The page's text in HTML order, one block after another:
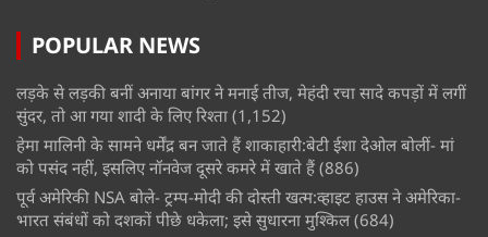
POPULAR NEWS
लड़के से लड़की बनीं अनाया बांगर ने मनाई तीज, मेहंदी रचा सादे कपड़ों में लगीं
सुंदर, तो आ गया शादी के लिए रिश्ता (1,152)
हेमा मालिनी के सामने धर्मेंद्र बन जाते हैं शाकाहारी:बेटी ईशा देओल बोलीं- मां
को पसंद नहीं, इसलिए नॉनवेज दूसरे कमरे में खाते हैं (886)
पूर्व अमेरिकी NSA बोले- ट्रम्प-मोदी की दोस्ती खत्म:व्हाइट हाउस ने अमेरिका-
भारत संबंधों को दशकों पीछे धकेला; इसे सुधारना मुश्किल (684)